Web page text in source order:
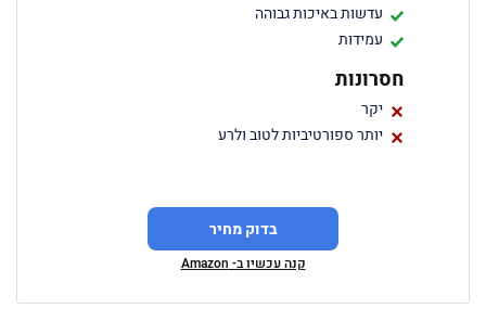
עדשות באיכות גבוהה
עמידות
חסרונות
יקר
יותר ספורטיביות לטוב ולרע
בדוק מחיר
קנה עכשיו ב- Amazon